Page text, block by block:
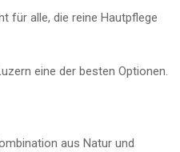
für alle, die reine Hautpflege
eine der besten Optionen.
aus Natur und